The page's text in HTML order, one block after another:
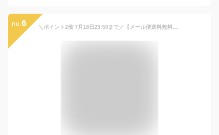
no. 6 ＼ポイント2倍 7月18日23:59まで／【メール便送料無料】くるま ロケット さかな 柄 ラップタオル 60cm丈 綿100% ゴム入りギャザー ホック付き 紫外線遮蔽加工 制菌加工 キッズ 巻きタオル 着替えタオル ラップバスタオル ジュニア プールタオル[rp6]